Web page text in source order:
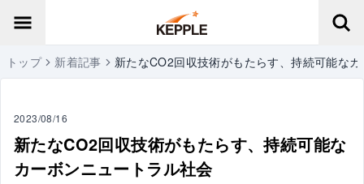
トップ 新着記事 新たなCO2回収技術がもたらす、持続可能な
2023/08/16
新たなCO2回収技術がもたらす、持続可能な
カーボンニュートラル社会